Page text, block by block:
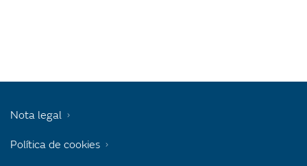
Nota legal
Política de cookies